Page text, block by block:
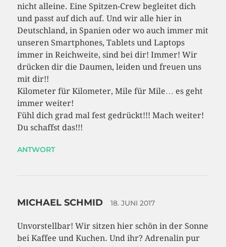
nicht alleine. Eine Spitzen-Crew begleitet dich
und passt auf dich auf. Und wir alle hier in
Deutschland, in Spanien oder wo auch immer mit
unseren Smartphones, Tablets und Laptops
immer in Reichweite, sind bei dir! Immer! Wir
drücken dir die Daumen, leiden und freuen uns
mit dir!!
Kilometer für Kilometer, Mile für Mile… es geht
immer weiter!
Fühl dich grad mal fest gedrückt!!! Mach weiter!
Du schaffst das!!!
ANTWORT
MICHAEL SCHMID 18. JUNI 2017
Unvorstellbar! Wir sitzen hier schön in der Sonne
bei Kaffee und Kuchen. Und ihr? Adrenalin pur